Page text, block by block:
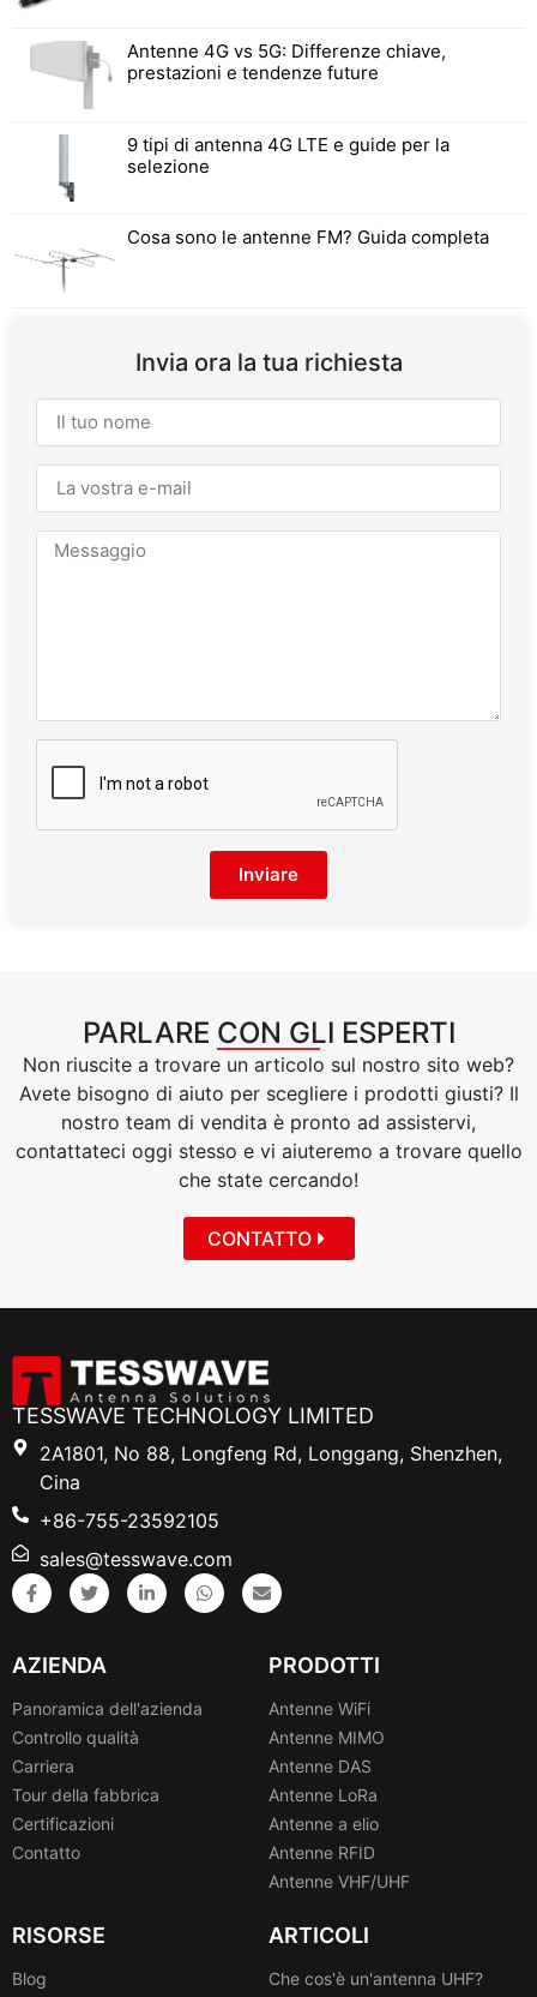
Antenne 4G vs 5G: Differenze chiave,
prestazioni e tendenze future
9 tipi di antenna 4G LTE e guide per la
selezione
Cosa sono le antenne FM? Guida completa
Invia ora la tua richiesta
Inviare
PARLARE CON GLI ESPERTI
Non riuscite a trovare un articolo sul nostro sito web?
Avete bisogno di aiuto per scegliere i prodotti giusti? Il
nostro team di vendita è pronto ad assistervi,
contattateci oggi stesso e vi aiuteremo a trovare quello
che state cercando!
CONTATTO
TESSWAVE TECHNOLOGY LIMITED
2A1801, No 88, Longfeng Rd, Longgang, Shenzhen,
Cina
+86-755-23592105
sales@tesswave.com
AZIENDA
Panoramica dell'azienda
Controllo qualità
Carriera
Tour della fabbrica
Certificazioni
Contatto
PRODOTTI
Antenne WiFi
Antenne MIMO
Antenne DAS
Antenne LoRa
Antenne a elio
Antenne RFID
Antenne VHF/UHF
RISORSE
Blog
ARTICOLI
Che cos'è un'antenna UHF?